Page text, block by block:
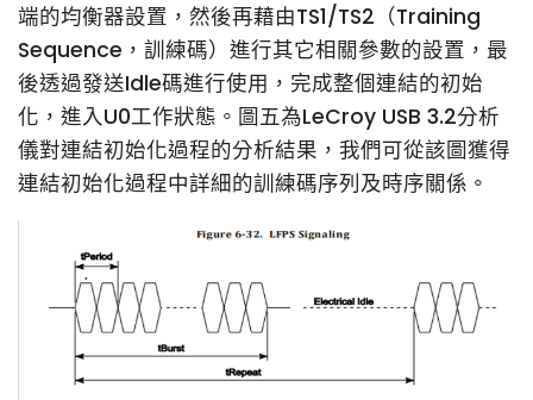
端的均衡器設置，然後再藉由TS1/TS2（Training
Sequence，訓練碼）進行其它相關參數的設置，最
後透過發送Idle碼進行使用，完成整個連結的初始
化，進入U0工作狀態。圖五為LeCroy USB 3.2分析
儀對連結初始化過程的分析結果，我們可從該圖獲得
連結初始化過程中詳細的訓練碼序列及時序關係。